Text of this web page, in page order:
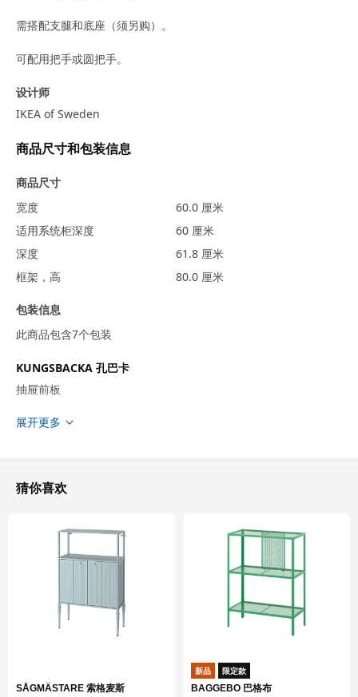
需搭配支腿和底座（须另购）。
可配用把手或圆把手。
设计师
IKEA of Sweden
商品尺寸和包装信息
商品尺寸
宽度
60.0 厘米
适用系统柜深度
60 厘米
深度
61.8 厘米
框架，高
80.0 厘米
包装信息
此商品包含7个包装
KUNGSBACKA 孔巴卡
抽屉前板
703.378.57
净重
KUNGSBACKA 孔巴卡
展开更多
猜你喜欢
SÅGMÄSTARE 索格麦斯
新品
限定款
BAGGEBO 巴格布